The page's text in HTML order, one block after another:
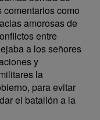
como
amorosas de
entre
a los señores
y
la
para evitar
el batallón a la